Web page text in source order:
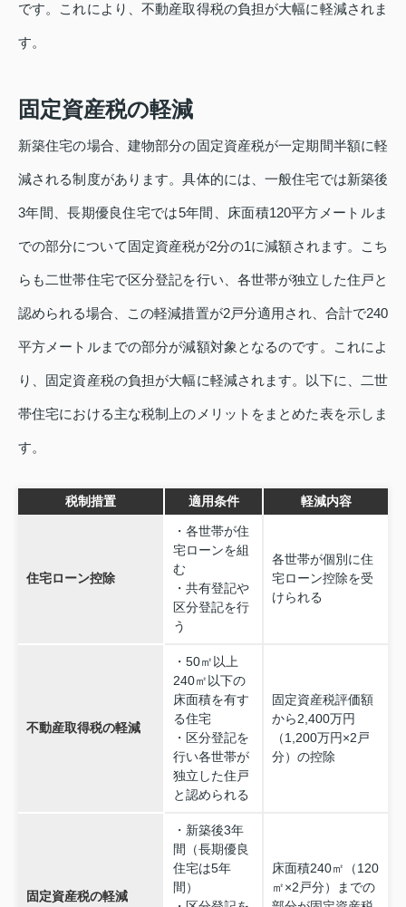
です。これにより、不動産取得税の負担が大幅に軽減されま
す。
固定資産税の軽減
新築住宅の場合、建物部分の固定資産税が一定期間半額に軽
減される制度があります。具体的には、一般住宅では新築後
3年間、長期優良住宅では5年間、床面積120平方メートルま
での部分について固定資産税が2分の1に減額されます。こち
らも二世帯住宅で区分登記を行い、各世帯が独立した住戸と
認められる場合、この軽減措置が2戸分適用され、合計で240
平方メートルまでの部分が減額対象となるのです。これによ
り、固定資産税の負担が大幅に軽減されます。以下に、二世
帯住宅における主な税制上のメリットをまとめた表を示しま
す。
税制措置 適用条件 軽減内容
住宅ローン控除
・各世帯が住
宅ローンを組
む
・共有登記や
区分登記を行
う
各世帯が個別に住
宅ローン控除を受
けられる
不動産取得税の軽減
・50㎡以上
240㎡以下の
床面積を有す
る住宅
・区分登記を
行い各世帯が
独立した住戸
と認められる
固定資産税評価額
から2,400万円
（1,200万円×2戸
分）の控除
固定資産税の軽減
・新築後3年
間（長期優良
住宅は5年
間）
床面積240㎡（120
㎡×2戸分）までの